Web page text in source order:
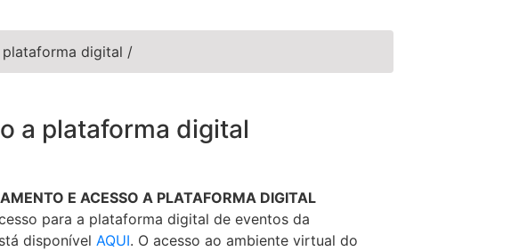
plataforma digital /
a plataforma digital
E ACESSO A PLATAFORMA DIGITAL
para a plataforma digital de eventos da
disponível AQUI. O acesso ao ambiente virtual do